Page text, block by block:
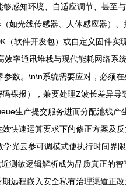
感知环境、自适应调节、甚至
如光线传感器、人体感应器）
软件开发包）或自定义固件实
率通讯堆栈与现代能耗网络系
数。\n\n系统需要应对，必须
裸报），兼要处理Z波长差异导
生产提交服务进而分配池线产
快速运算要求下的修正方案及
光云参可调模式使执行时间界
测敏逻辑解析成为品质真正的
远程嵌入安全私有治理渠道正